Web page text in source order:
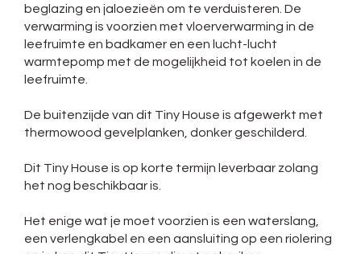
beglazing en jaloezieën om te verduisteren. De
verwarming is voorzien met vloerverwarming in de
leefruimte en badkamer en een lucht-lucht
warmtepomp met de mogelijkheid tot koelen in de
leefruimte.
De buitenzijde van dit Tiny House is afgewerkt met
thermowood gevelplanken, donker geschilderd.
Dit Tiny House is op korte termijn leverbaar zolang
het nog beschikbaar is.
Het enige wat je moet voorzien is een waterslang,
een verlengkabel en een aansluiting op een riolering